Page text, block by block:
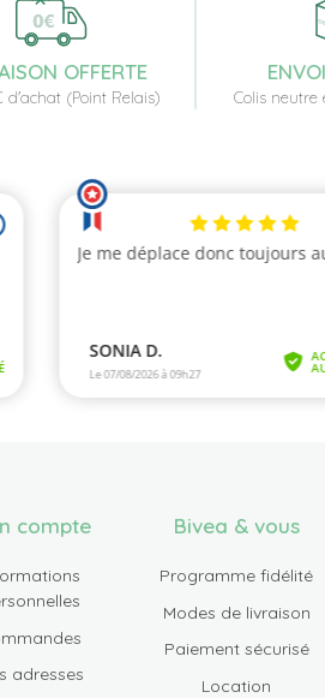
OFFERTE
d'achat (Point Relais) Colis neutre
compte
adresses
Bivea & vous
Programme fidélité
Modes de livraison
Paiement sécurisé
Location